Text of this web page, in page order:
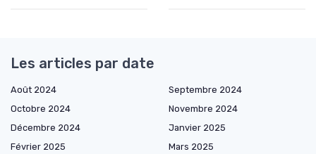
Les articles par date
Août 2024
Septembre 2024
Octobre 2024
Novembre 2024
Décembre 2024
Janvier 2025
Février 2025
Mars 2025